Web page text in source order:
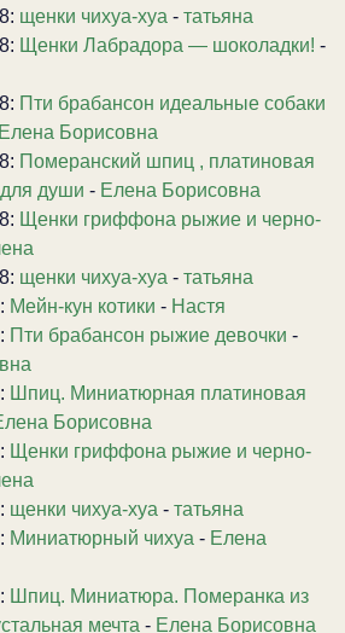
щенки чихуа-хуа - татьяна
Щенки Лабрадора — шоколадки! -
Пти брабансон идеальные собаки
Елена Борисовна
Померанский шпиц , платиновая
души - Елена Борисовна
Щенки гриффона рыжие и черно-
щенки чихуа-хуа - татьяна
Мейн-кун котики - Настя
Пти брабансон рыжие девочки -
Шпиц. Миниатюрная платиновая
Борисовна
Щенки гриффона рыжие и черно-
щенки чихуа-хуа - татьяна
Миниатюрный чихуа - Елена
Шпиц. Миниатюра. Померанка из
мечта - Елена Борисовна